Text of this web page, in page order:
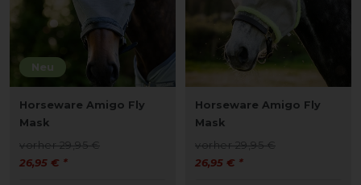
Neu
Horseware Amigo Fly
Mask
vorher 29,95 €
26,95 € *
Horseware Amigo Fly
Mask
vorher 29,95 €
26,95 € *